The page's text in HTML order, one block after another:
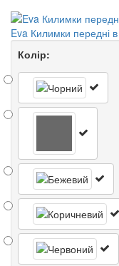
Eva Килимки передні
Колір: